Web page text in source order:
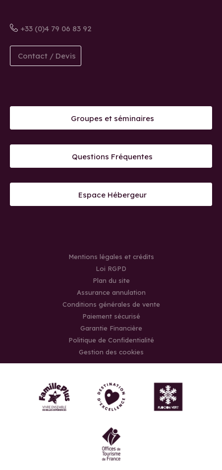
+33 (0)4 79 06 83 92
Contact / Devis
Groupes et séminaires
Questions Fréquentes
Espace Hébergeur
Mentions légales et crédits
Loi RGPD
Plan du site
Assurance annulation
Conditions générales de vente
Paiement sécurisé
Garantie Financière
Politique de Confidentialité
Gestion des cookies